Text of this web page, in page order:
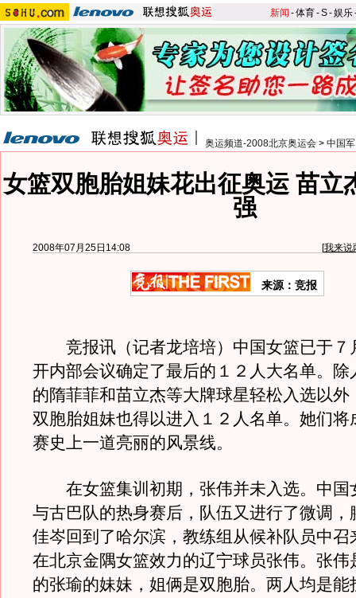
新闻 -体育-S-娱乐
奥运频道-2008北京奥运会 > 中国
女篮双胞胎姐妹花出征奥运 苗立
强
2008年07月25日14:08 [我来说
来源：竞报
竞报讯（记者龙培培）中国女篮已于７
开内部会议确定了最后的１２人大名单。除
的隋菲菲和苗立杰等大牌球星轻松入选以外
双胞胎姐妹也得以进入１２人名单。她们将
赛史上一道亮丽的风景线。
在女篮集训初期，张伟并未入选。中国
与古巴队的热身赛后，队伍又进行了微调，
佳岑回到了哈尔滨，教练组从候补队员中召
在北京金隅女篮效力的辽宁球员张伟。张伟
的张瑜的妹妹，姐俩是双胞胎。两人均是能